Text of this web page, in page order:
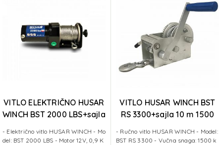
VITLO ELEKTRIČNO HUSAR
WINCH BST 2000 LBS+sajla
- Električno vitlo HUSAR WINCH - Mo
del: BST 2000 LBS - Motor 12V, 0,9 K
VITLO HUSAR WINCH BST
RS 3300+sajla 10 m 1500
- Ručno vitlo HUSAR WINCH - Model:
BST RS 3300 - Vučna snaga: 1500 k